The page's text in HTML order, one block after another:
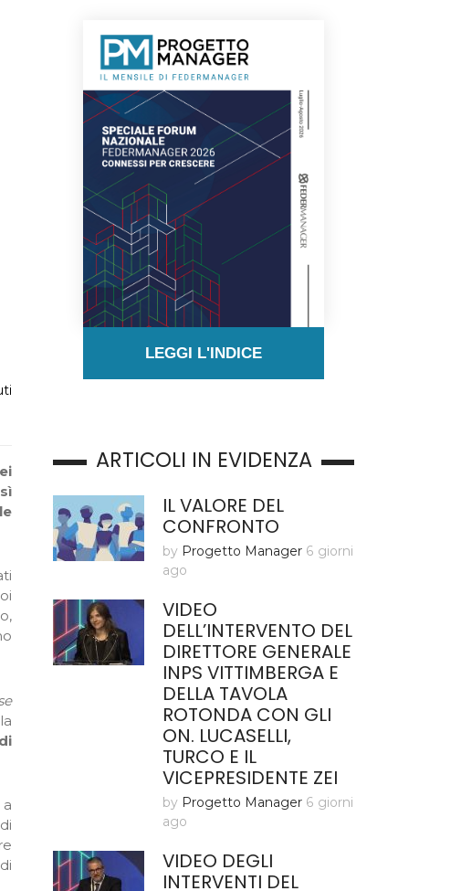
LEGGI L'INDICE
ARTICOLI IN EVIDENZA
IL VALORE DEL
CONFRONTO
by Progetto Manager 6 giorni
ago
VIDEO
DELL’INTERVENTO DEL
DIRETTORE GENERALE
INPS VITTIMBERGA E
DELLA TAVOLA
ROTONDA CON GLI
ON. LUCASELLI,
TURCO E IL
VICEPRESIDENTE ZEI
by Progetto Manager 6 giorni
ago
VIDEO DEGLI
INTERVENTI DEL